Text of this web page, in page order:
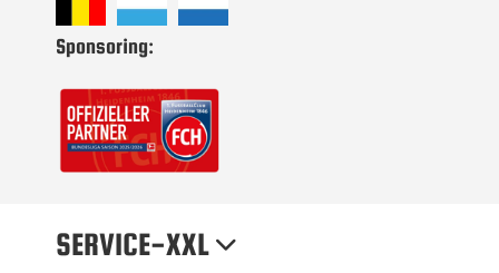
Sponsoring:
SERVICE-XXL